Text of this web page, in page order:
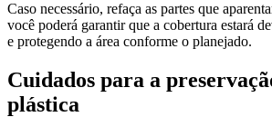
Caso necessário, refaça as partes que
você poderá garantir que a cobertura estará
e protegendo a área conforme o planejado.
Cuidados para a
plástica